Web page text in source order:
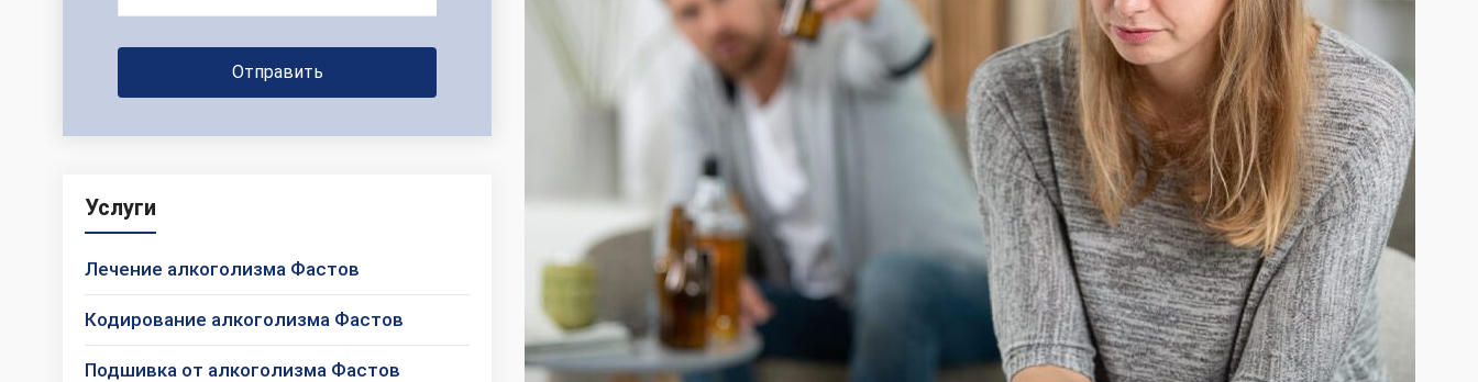
Услуги
Лечение алкоголизма Фастов
Кодирование алкоголизма Фастов
Подшивка от алкоголизма Фастов